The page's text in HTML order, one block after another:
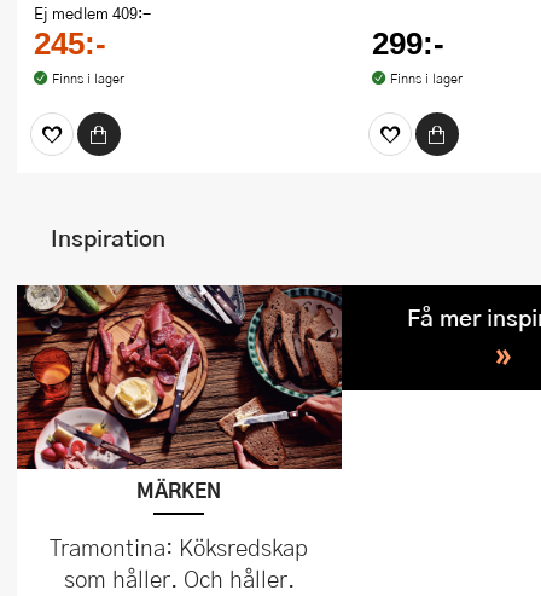
Ej medlem 409:-
245:-
Finns i lager
299:-
Finns i lager
Inspiration
MÄRKEN
Tramontina: Köksredskap
som håller. Och håller.
Få mer
»